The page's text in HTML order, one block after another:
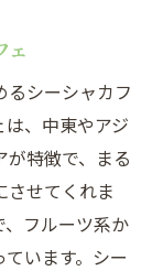
ェ
るシーシャカフ
、中東やアジ
特徴で、まる
させてくれま
フルーツ系か
います。シー